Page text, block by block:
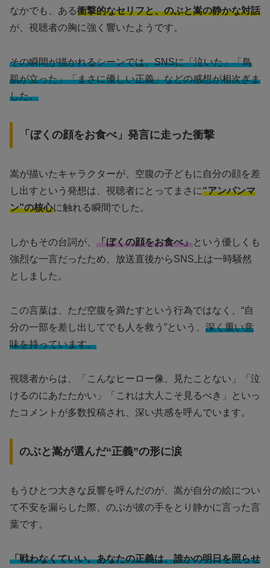
なかでも、ある衝撃的なセリフと、のぶと嵩の静かな対話
が、視聴者の胸に強く響いたようです。
その瞬間が描かれるシーンでは、SNSに「泣いた」「鳥
肌が立った」「まさに優しい正義」などの感想が相次ぎま
した。
「ぼくの顔をお食べ」発言に走った衝撃
嵩が描いたキャラクターが、空腹の子どもに自分の顔を差
し出すという発想は、視聴者にとってまさに“アンパンマ
ン”の核心に触れる瞬間でした。
しかもその台詞が、 「ぼくの顔をお食べ」という優しくも
強烈な一言だったため、放送直後からSNS上は一時騒然
としました。
この言葉は、ただ空腹を満たすという行為ではなく、“自
分の一部を差し出してでも人を救う”という、 深く重い意
味を持っています。
視聴者からは、「こんなヒーロー像、見たことない」「泣
けるのにあたたかい」「これは大人こそ見るべき」といっ
たコメントが多数投稿され、深い共感を呼んでいます。
のぶと嵩が選んだ“正義”の形に涙
もうひとつ大きな反響を呼んだのが、嵩が自分の絵につい
て不安を漏らした際、のぶが彼の手をとり静かに言った言
葉です。
「戦わなくていい。あなたの正義は、誰かの明日を照らせ